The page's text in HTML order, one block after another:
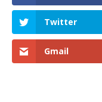
Twitter
Gmail